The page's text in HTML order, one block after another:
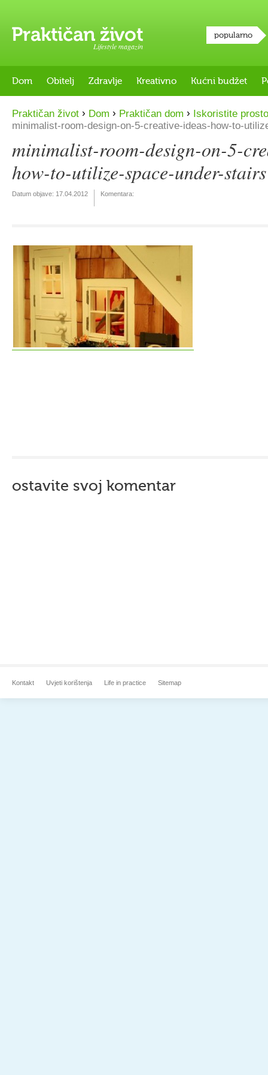
Lifestyle magazin
popularno
Dom Obitelj Zdravlje Kreativno Kućni budžet
Praktičan život › Dom › Praktičan dom › Iskoristite
minimalist-room-design-on-5-creative-ideas-how-to-
minimalist-room-design-on-5-
how-to-utilize-space-under-stairs
Datum objave: 17.04.2012 Komentara:
ostavite svoj komentar
Kontakt Uvjeti korištenja Life in practice Sitemap